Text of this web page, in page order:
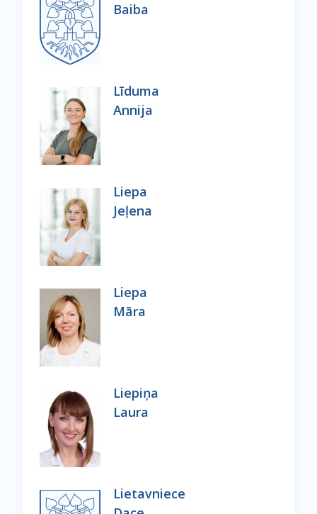
Baiba
Līduma
Annija
Liepa
Jeļena
Liepa
Māra
Liepiņa
Laura
Lietavniece